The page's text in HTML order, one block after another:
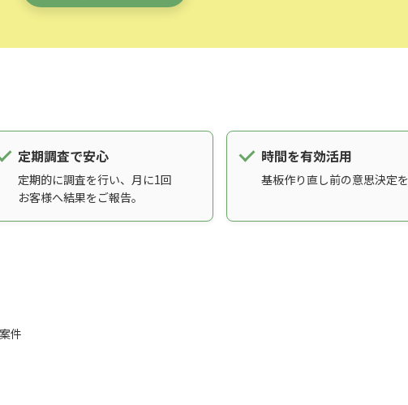
定期調査で安心
定期的に調査を行い、月に1回
お客様へ結果をご報告。
時間を有効活用
基板作り直し前の意思決定
件